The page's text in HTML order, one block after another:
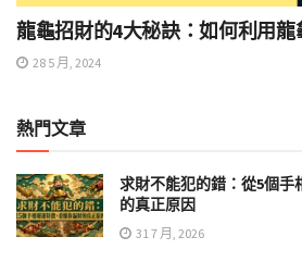
龍龜招財的4大秘訣：如何利用龍
28 5 月, 2024
熱門文章
求財不能犯的錯：從5個手
的真正原因
31 7 月, 2026